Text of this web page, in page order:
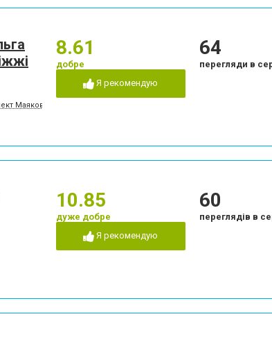
Маяковського), війсковий адвокат в Запоріжжі
8.61
добре
Я рекомендую
64
перегляди в
10.85
дуже добре
Я рекомендую
60
переглядів в